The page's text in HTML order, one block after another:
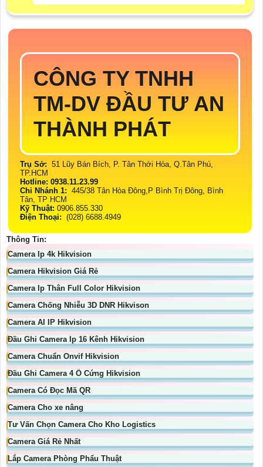
CÔNG TY TNHH
TM-DV ĐẦU TƯ AN
THÀNH PHÁT
Trụ Sở: 51 Lũy Bán Bích, P. Tân Thới Hòa, Q.Tân Phú,
TP.HCM
Hotline: 0938.11.23.99
Chi Nhánh 1: 445/38 Tân Hòa Đông,P Bình Trị Đông, Bình
Tân, TP HCM
Kỹ Thuật: 0906.855.330
Điện Thoại: (028) 6688.4949
Thông Tin:
Camera Ip 4k Hikvision
Camera Hikvision Giá Rẻ
Camera Ip Thân Full Color Hikvision
Camera Chống Nhiễu 3D DNR Hikvison
Camera AI IP Hikvision
Đầu Ghi Camera Ip 16 Kênh Hikvision
Camera Chuẩn Onvif Hikvision
Đầu Ghi Camera 4 Ổ Cứng Hikvision
Camera Có Đọc Mã QR
Camera Cho xe nâng
Tư Vấn Chọn Camera Cho Kho Logistics
Camera Giá Rẻ Nhất
Lắp Camera Phòng Phẩu Thuật